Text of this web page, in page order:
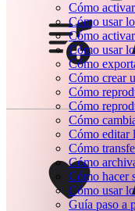
Cómo
Cómo usar
Cómo
Cómo usar
Cómo
Cómo crear
Cómo
Cómo
Cómo
Cómo editar
Cómo
Cómo
Cómo hacer
Cómo usar
Guía paso a